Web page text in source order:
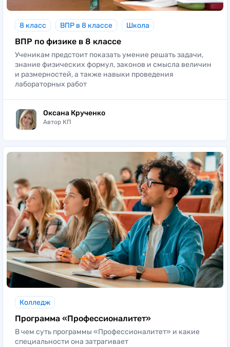
8 класс ВПР в 8 классе Школа
ВПР по физике в 8 классе
Ученикам предстоит показать умение решать задачи,
знание физических формул, законов и смысла величин
и размерностей, а также навыки проведения
лабораторных работ
Оксана Крученко
Автор КП
Колледж
Программа «Профессионалитет»
В чем суть программы «Профессионалитет» и какие
специальности она затрагивает